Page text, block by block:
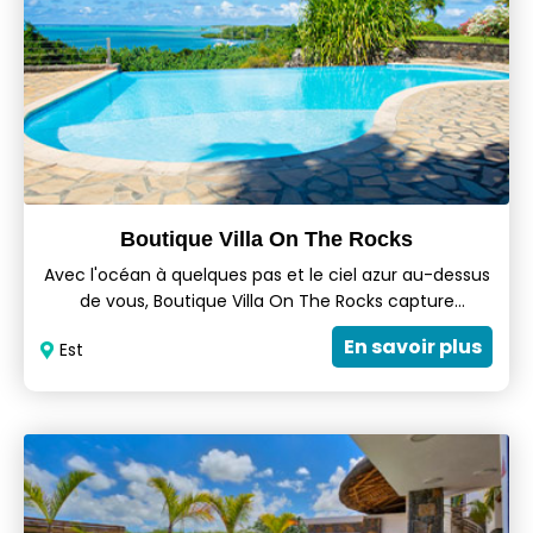
Boutique Villa On The Rocks
Avec l'océan à quelques pas et le ciel azur au-dessus
de vous, Boutique Villa On The Rocks capture
l'essence des vacances tropicales. Offrant de vastes
espaces de vie, un salon confortable, une cuisine
accueillir aussi bien les adultes que les enfants.
Est En savoir plus